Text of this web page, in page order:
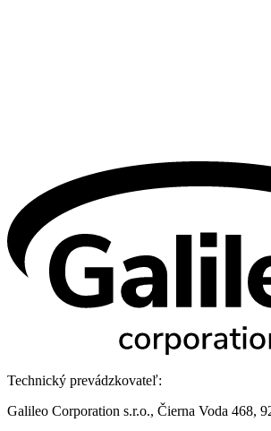
Technický prevádzkovateľ:
Galileo Corporation s.r.o., Čierna Voda 468,